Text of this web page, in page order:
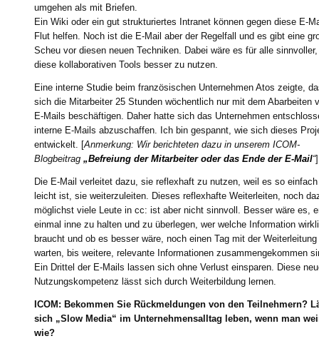
umgehen als mit Briefen.
Ein Wiki oder ein gut strukturiertes Intranet können gegen diese E-
Flut helfen. Noch ist die E-Mail aber der Regelfall und es gibt eine
Scheu vor diesen neuen Techniken. Dabei wäre es für alle sinnvoller,
diese kollaborativen Tools besser zu nutzen.
Eine interne Studie beim französischen Unternehmen Atos zeigte,
sich die Mitarbeiter 25 Stunden wöchentlich nur mit dem Abarbeiten
E-Mails beschäftigen. Daher hatte sich das Unternehmen
interne E-Mails abzuschaffen. Ich bin gespannt, wie sich dieses
entwickelt. [Anmerkung: Wir berichteten dazu in unserem ICOM-
Blogbeitrag „Befreiung der Mitarbeiter oder das Ende der E-Mail“]
Die E-Mail verleitet dazu, sie reflexhaft zu nutzen, weil es so
leicht ist, sie weiterzuleiten. Dieses reflexhafte Weiterleiten, noch
möglichst viele Leute in cc: ist aber nicht sinnvoll. Besser wäre es,
einmal inne zu halten und zu überlegen, wer welche Information
braucht und ob es besser wäre, noch einen Tag mit der
warten, bis weitere, relevante Informationen zusammengekommen
Ein Drittel der E-Mails lassen sich ohne Verlust einsparen. Diese
Nutzungskompetenz lässt sich durch Weiterbildung lernen.
ICOM: Bekommen Sie Rückmeldungen von den Teilnehmern?
sich „Slow Media“ im Unternehmensalltag leben, wenn man
wie?